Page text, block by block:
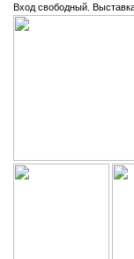
Вход свободный.